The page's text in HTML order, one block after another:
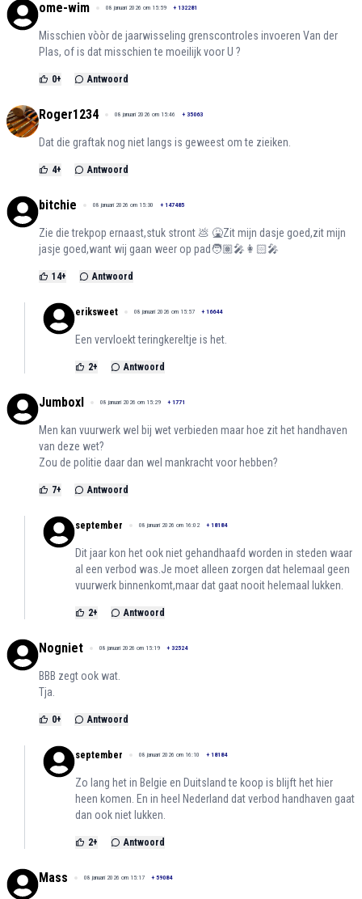
ome-wim 08 januari 2026 om 15:59 + 132281
Misschien vòòr de jaarwisseling grenscontroles invoeren Van der
Plas, of is dat misschien te moeilijk voor U ?
0+ Antwoord
Roger1234 08 januari 2026 om 15:46 + 35063
Dat die graftak nog niet langs is geweest om te zieiken.
4+ Antwoord
bitchie 08 januari 2026 om 15:30 + 147485
Zie die trekpop ernaast,stuk stront 💩 🤮Zit mijn dasje goed,zit mijn
jasje goed,want wij gaan weer op pad🧑🏽‍🎤👩🏻‍🎤
14+ Antwoord
eriksweet 08 januari 2026 om 15:57 + 16644
Een vervloekt teringkereltje is het.
2+ Antwoord
Jumboxl 08 januari 2026 om 15:29 + 1771
Men kan vuurwerk wel bij wet verbieden maar hoe zit het handhaven
van deze wet?
Zou de politie daar dan wel mankracht voor hebben?
7+ Antwoord
september 08 januari 2026 om 16:02 + 18184
Dit jaar kon het ook niet gehandhaafd worden in steden waar
al een verbod was.Je moet alleen zorgen dat helemaal geen
vuurwerk binnenkomt,maar dat gaat nooit helemaal lukken.
2+ Antwoord
Nogniet 08 januari 2026 om 15:19 + 32524
BBB zegt ook wat.
Tja.
0+ Antwoord
september 08 januari 2026 om 16:10 + 18184
Zo lang het in Belgie en Duitsland te koop is blijft het hier
heen komen. En in heel Nederland dat verbod handhaven gaat
dan ook niet lukken.
2+ Antwoord
Mass 08 januari 2026 om 15:17 + 59084